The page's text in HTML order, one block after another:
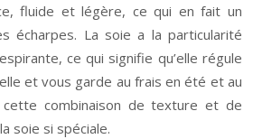
fluide et légère, ce qui en fait un
écharpes. La soie a la particularité
ce qui signifie qu’elle régule
et vous garde au frais en été et au
cette combinaison de texture et de
soie si spéciale.